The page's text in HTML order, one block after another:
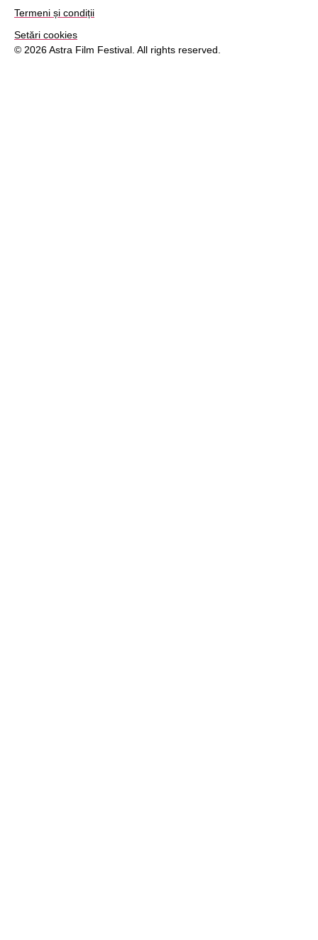
Termeni și condiții
Setări cookies
© 2026 Astra Film Festival. All rights reserved.